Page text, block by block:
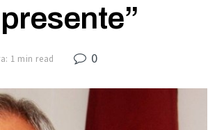
1 min read 0